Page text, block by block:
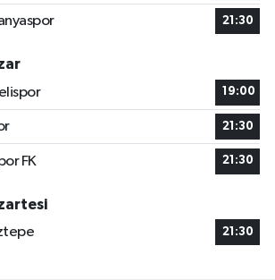
21:30
19:00
21:30
FK 21:30
21:30